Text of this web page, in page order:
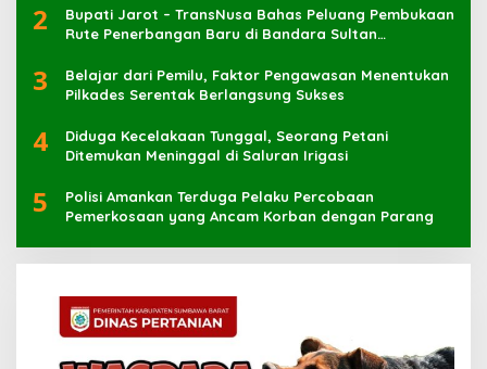
2
Bupati Jarot – TransNusa Bahas Peluang Pembukaan
Rute Penerbangan Baru di Bandara Sultan
3
Belajar dari Pemilu, Faktor Pengawasan Menentukan
Pilkades Serentak Berlangsung Sukses
4
Diduga Kecelakaan Tunggal, Seorang Petani
Ditemukan Meninggal di Saluran Irigasi
5
Polisi Amankan Terduga Pelaku Percobaan
Pemerkosaan yang Ancam Korban dengan Parang